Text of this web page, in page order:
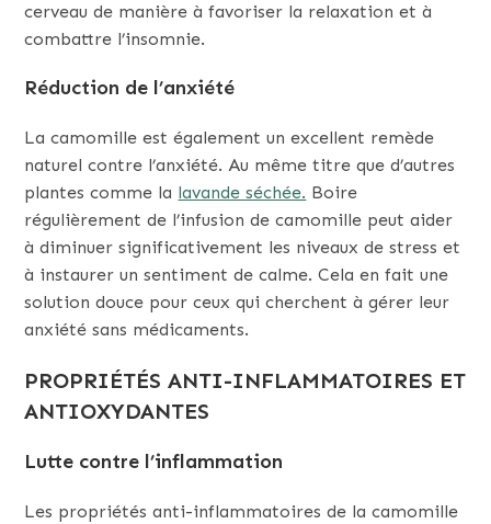
cerveau de manière à favoriser la relaxation et à
combattre l’insomnie.
Réduction de l’anxiété
La camomille est également un excellent remède
naturel contre l’anxiété. Au même titre que d’autres
plantes comme la lavande séchée. Boire
régulièrement de l’infusion de camomille peut aider
à diminuer significativement les niveaux de stress et
à instaurer un sentiment de calme. Cela en fait une
solution douce pour ceux qui cherchent à gérer leur
anxiété sans médicaments.
PROPRIÉTÉS ANTI-INFLAMMATOIRES ET
ANTIOXYDANTES
Lutte contre l’inflammation
Les propriétés anti-inflammatoires de la camomille